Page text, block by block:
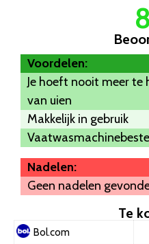
Voordelen:
Je hoeft nooit meer te
van uien
Makkelijk in gebruik
Nadelen:
Geen nadelen
Te
Bol.com